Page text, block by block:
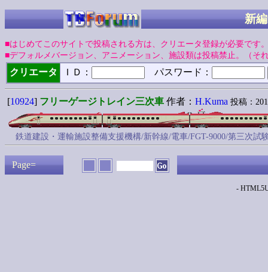
新
■はじめてこのサイトで投稿される方は、クリエータ登録が必要です
■デフォルメバージョン、アニメーション、施設類は投稿禁止。（そ
クリエータ ＩＤ： パスワード：
[10924] フリーゲージトレイン三次車 作者： H.Kuma 投稿：
鉄道建設・運輸施設整備支援機構/新幹線/電車/FGT-9000/第三次試
Page=
-